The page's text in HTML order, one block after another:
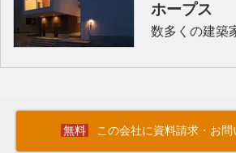
ホープス
数多くの建築
この会社に資料請求・お